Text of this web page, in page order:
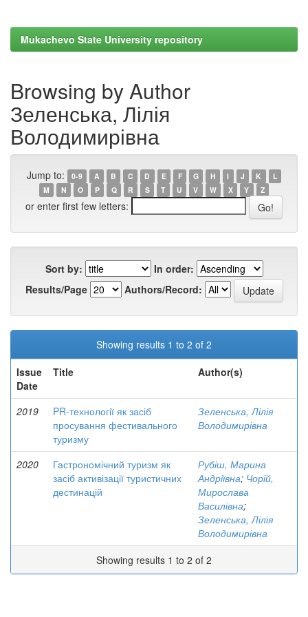
Mukachevo State University repository
Browsing by Author
Зеленська, Лілія
Володимирівна
Jump to: 0-9 A B C D E F G H I J K
L
M
N O P Q R S T U V W X Y Z
or enter first few letters:
Sort by:
In order:
Results/Page
Authors/Record:
Showing results 1 to 2 of 2
Issue
Date
Title Author(s)
2019
PR-технології як засіб
просування фестивального
туризму
Зеленська, Лілія
Володимирівна
2020
Гастрономічний туризм як
засіб активізації туристичних
дестинацій
Рубіш, Марина
Андріївна; Чорій,
Мирослава
Василівна;
Зеленська, Лілія
Володимирівна
Showing results 1 to 2 of 2